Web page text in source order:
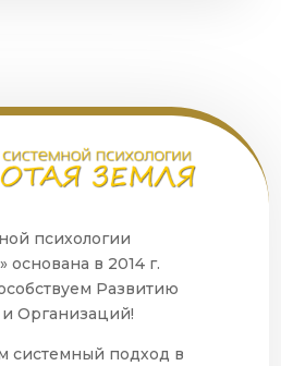
психологии
основана в 2014 г.
Развитию
Организаций!
системный подход в